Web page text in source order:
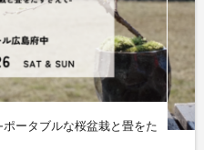
ータブルな桜盆栽と畳をた